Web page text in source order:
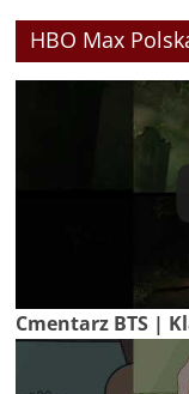
HBO Max
Cmentarz BTS |